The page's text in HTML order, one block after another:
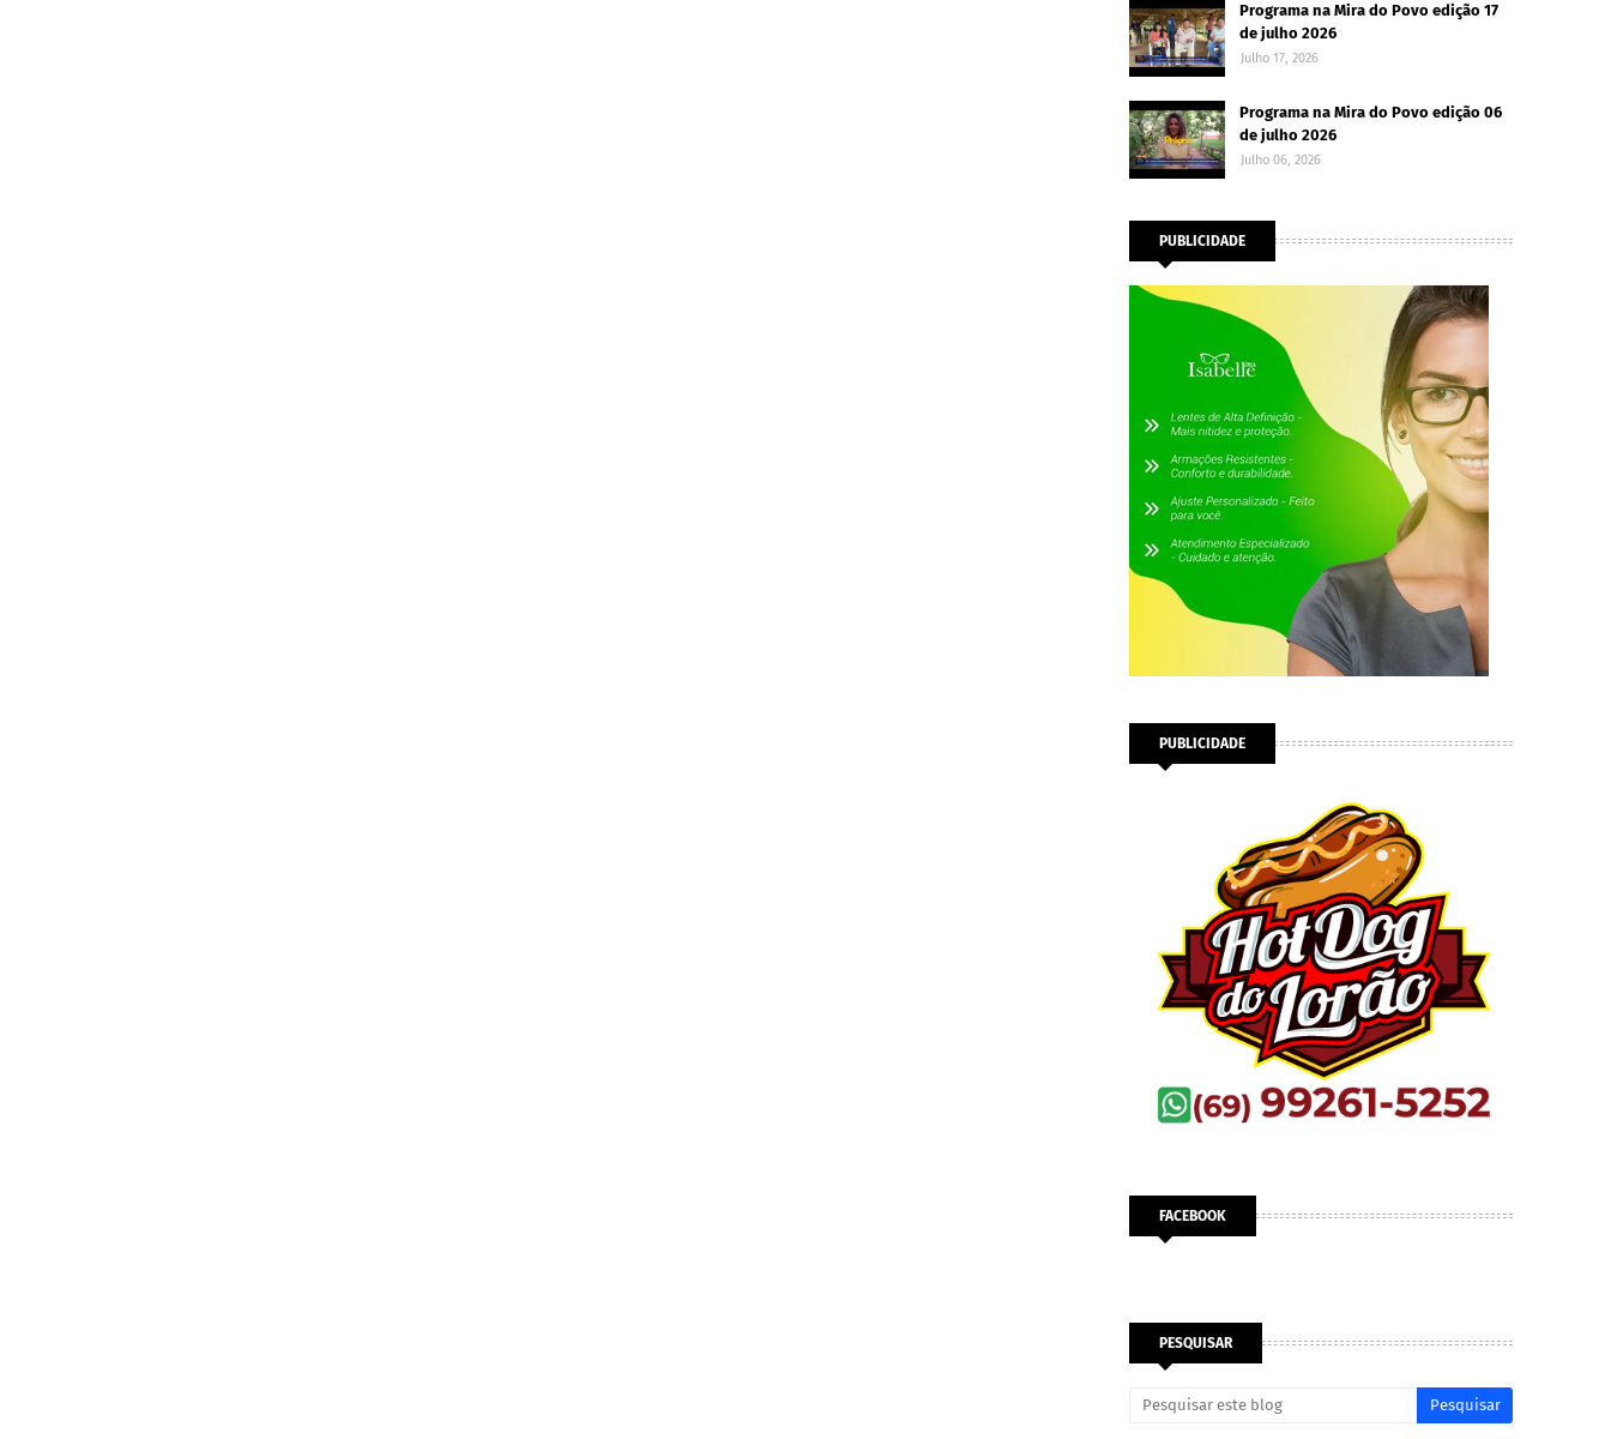
Programa na Mira do Povo edição 17
de julho 2026
Julho 17, 2026
Programa na Mira do Povo edição 06
de julho 2026
Julho 06, 2026
PUBLICIDADE
PUBLICIDADE
FACEBOOK
PESQUISAR